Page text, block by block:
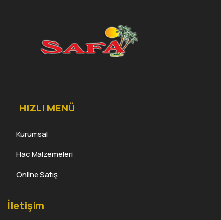
HIZLI MENÜ
Kurumsal
Hac Malzemeleri
Online Satış
İletişim